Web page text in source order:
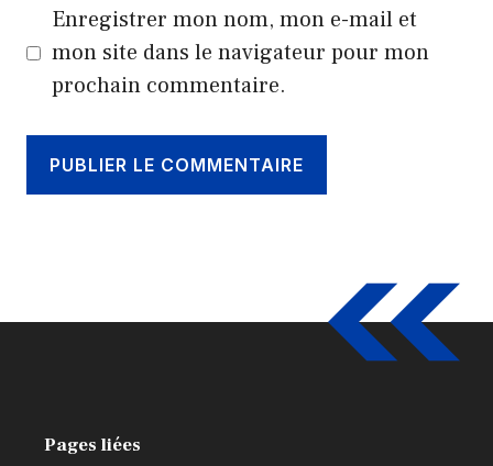
Enregistrer mon nom, mon e-mail et
mon site dans le navigateur pour mon
prochain commentaire.
Pages liées